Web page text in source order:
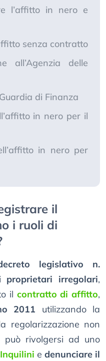
l’affitto in nero e
senza contratto
all’Agenzia delle
di Finanza
in nero per il
in nero per
il
i ruoli di
legislativo n.
proprietari irregolari,
il contratto di affitto,
2011 utilizzando la
regolarizzazione non
può rivolgersi ad uno
e denunciare il